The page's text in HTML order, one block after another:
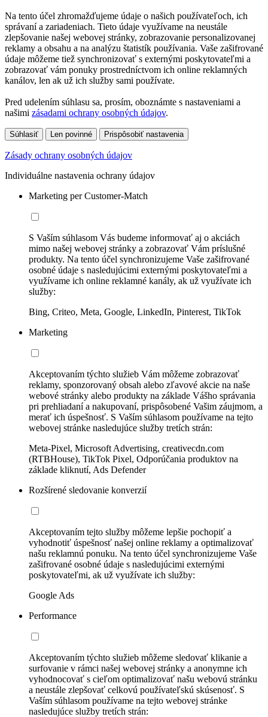
Na tento účel zhromažďujeme údaje o našich používateľoch, ich
správaní a zariadeniach. Tieto údaje využívame na neustále
zlepšovanie našej webovej stránky, zobrazovanie personalizovanej
reklamy a obsahu a na analýzu štatistík používania. Vaše zašifrované
údaje môžeme tiež synchronizovať s externými poskytovateľmi a
zobrazovať vám ponuky prostredníctvom ich online reklamných
kanálov, len ak už ich služby sami používate.
Pred udelením súhlasu sa, prosím, oboznámte s nastaveniami a
našimi zásadami ochrany osobných údajov.
Súhlasiť Len povinné Prispôsobiť nastavenia
Zásady ochrany osobných údajov
Individuálne nastavenia ochrany údajov
Marketing per Customer-Match
S Vaším súhlasom Vás budeme informovať aj o akciách
mimo našej webovej stránky a zobrazovať Vám príslušné
produkty. Na tento účel synchronizujeme Vaše zašifrované
osobné údaje s nasledujúcimi externými poskytovateľmi a
využívame ich online reklamné kanály, ak už využívate ich
služby:
Bing, Criteo, Meta, Google, LinkedIn, Pinterest, TikTok
Marketing
Akceptovaním týchto služieb Vám môžeme zobrazovať
reklamy, sponzorovaný obsah alebo zľavové akcie na naše
webové stránky alebo produkty na základe Vášho správania
pri prehliadaní a nakupovaní, prispôsobené Vašim záujmom, a
merať ich úspešnosť. S Vaším súhlasom používame na tejto
webovej stránke nasledujúce služby tretích strán:
Meta-Pixel, Microsoft Advertising, creativecdn.com
(RTBHouse), TikTok Pixel, Odporúčania produktov na
základe kliknutí, Ads Defender
Rozšírené sledovanie konverzií
Akceptovaním tejto služby môžeme lepšie pochopiť a
vyhodnotiť úspešnosť našej online reklamy a optimalizovať
našu reklamnú ponuku. Na tento účel synchronizujeme Vaše
zašifrované osobné údaje s nasledujúcimi externými
poskytovateľmi, ak už využívate ich služby:
Google Ads
Performance
Akceptovaním týchto služieb môžeme sledovať klikanie a
surfovanie v rámci našej webovej stránky a anonymne ich
vyhodnocovať s cieľom optimalizovať našu webovú stránku
a neustále zlepšovať celkovú používateľskú skúsenosť. S
Vaším súhlasom používame na tejto webovej stránke
nasledujúce služby tretích strán: